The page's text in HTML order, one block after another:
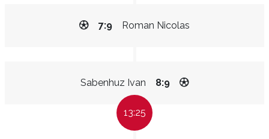
Roman Nicolas
7:9
Sabenhuz Ivan 8:9
13:25